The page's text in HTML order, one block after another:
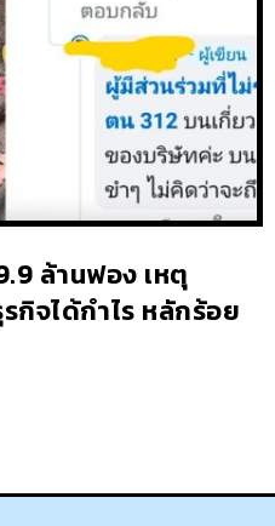
ล้านฟอง เหตุ
กิจได้กำไร หลักร้อย